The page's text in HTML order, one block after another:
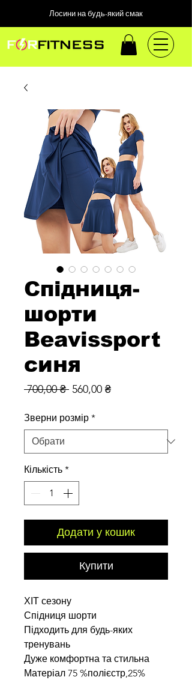
Лосини на будь-який смак
Спідниця-
шорти
Beavissport
синя
700,00 ₴ Звичайна
560,00 ₴За
Зверни розмір *
Кількість *
Додати у кошик
Купити
ХІТ сезону
Спідниця шорти
Підходить для будь-яких
тренувань
Дуже комфортна та стильна
Матеріал 75 %полієстр,25%